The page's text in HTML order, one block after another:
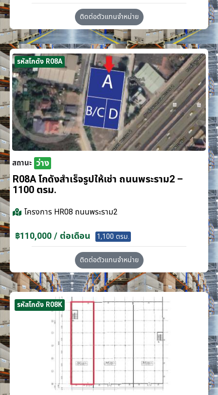
ติดต่อตัวแทนจำหน่าย
รหัสโกดัง R08A
สถานะ ว่าง
R08A โกดังสำเร็จรูปให้เช่า ถนนพระราม2 –
1100 ตรม.
โครงการ HR08 ถนนพระราม2
฿110,000 / ต่อเดือน 1,100 ตรม.
ติดต่อตัวแทนจำหน่าย
รหัสโกดัง R08K